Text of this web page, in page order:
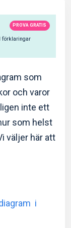
& prov
som
och varor
inte ett
som helst
väljer här att
i